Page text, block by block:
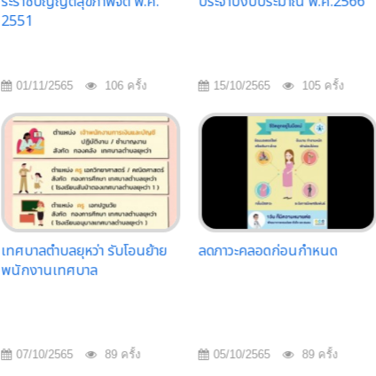
2551
01/11/2565 106 ครั้ง 15/10/2565 105 ครั้ง
เทศบาลตำบลยุหว่า รับโอนย้าย
พนักงานเทศบาล
07/10/2565 89 ครั้ง
ลดภาวะคลอดก่อนกำหนด
05/10/2565 89 ครั้ง